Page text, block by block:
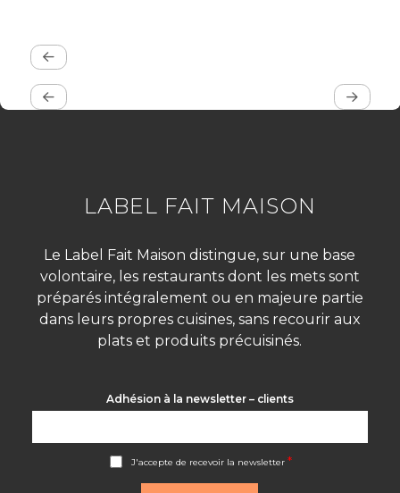
LABEL FAIT MAISON
Le Label Fait Maison distingue, sur une base
volontaire, les restaurants dont les mets sont
préparés intégralement ou en majeure partie
dans leurs propres cuisines, sans recourir aux
plats et produits précuisinés.
Adhésion à la newsletter – clients
J'accepte de recevoir la newsletter*